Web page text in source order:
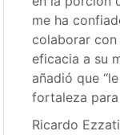
me ha
colaborar
eficacia a su
añadió que
fortaleza para
Ricardo